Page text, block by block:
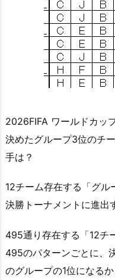
2026FIFA ワールドカッ
決めたグループ3位のチ
手は？
12チーム存在する「グ
決勝トーナメントに進出
495通り存在する「12チ
495のパターンごとに、
のグループの1位になる